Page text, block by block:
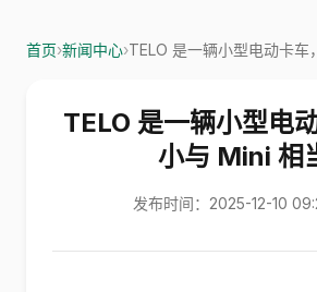
首页›新闻中心›TELO 是一辆小型电动卡车
TELO 是一辆小型电
小与 Mini 相
发布时间：2025-12-10